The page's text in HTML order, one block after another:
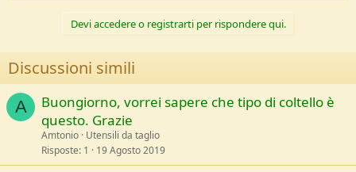
Devi accedere o registrarti per rispondere qui.
Discussioni simili
A
Buongiorno, vorrei sapere che tipo di coltello è
questo. Grazie
Amtonio Utensili da taglio
Risposte 1 19 Agosto 2019